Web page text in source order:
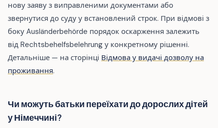
нову заяву з виправленими документами або
звернутися до суду у встановлений строк. При відмові з
боку Ausländerbehörde порядок оскарження залежить
від Rechtsbehelfsbelehrung у конкретному рішенні.
Детальніше — на сторінці Відмова у видачі дозволу на
проживання.
Чи можуть батьки переїхати до дорослих дітей
у Німеччині?